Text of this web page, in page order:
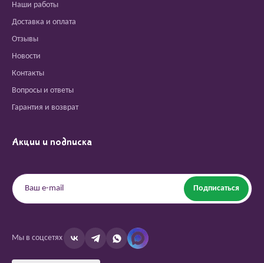
Наши работы
Доставка и оплата
Отзывы
Новости
Контакты
Вопросы и ответы
Гарантия и возврат
Акции и подписка
Подписаться
Мы в соцсетях